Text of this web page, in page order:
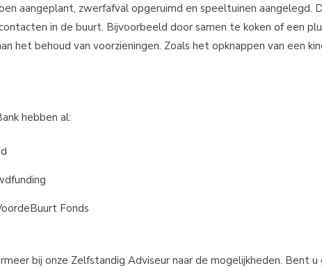
aangeplant, zwerfafval opgeruimd en speeltuinen aangelegd.
in de buurt. Bijvoorbeeld door samen te koken of een
het behoud van voorzieningen. Zoals het opknappen van een
hebben al:
Fonds
bij onze Zelfstandig Adviseur naar de mogelijkheden. Bent u